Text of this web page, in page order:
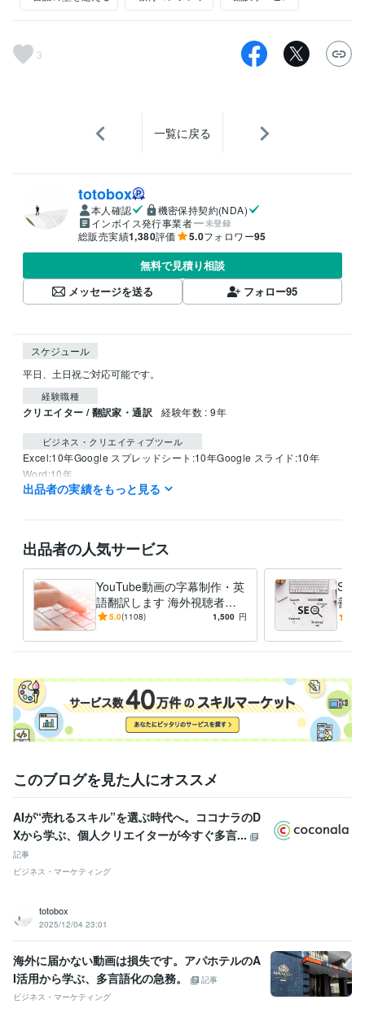
3
一覧に戻る
totobox
本人確認
機密保持契約(NDA)
インボイス発行事業者
未登録
総販売実績1,380評価 5.0フォロワー95
無料で見積り相談
メッセージを送る
フォロー95
スケジュール
平日、土日祝ご対応可能です。
経験職種
クリエイター / 翻訳家・通訳 経験年数 : 9年
ビジネス・クリエイティブツール
Excel:10年Google スプレッドシート:10年Google スライド:10年
Word:10年
ライティング・翻訳 トルコ語翻訳
英語 ネイティブレベル
出品者の実績をもっと見る
出品者の人気サービス
YouTube動画の字幕制作・英
語翻訳します 海外視聴者を
ターゲットにしたい動画配信
5.0(1108) 1,500 円
善箇
たの
す。
このブログを見た人にオススメ
AIが“売れるスキル”を選ぶ時代へ。ココナラのD
Xから学ぶ、個人クリエイターが今すぐ多言...
記事
ビジネス・マーケティング
totobox
2025/12/04 23:01
海外に届かない動画は損失です。アパホテルのA
I活用から学ぶ、多言語化の急務。
記事
ビジネス・マーケティング